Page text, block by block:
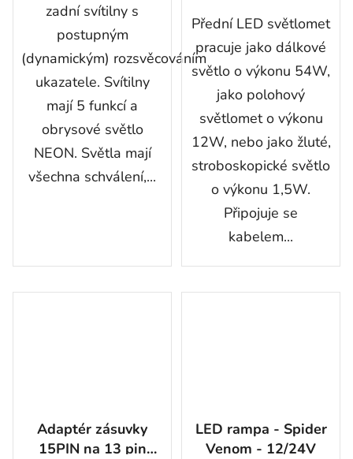
zadní svítilny s
postupným
(dynamickým) rozsvěcováním
ukazatele. Svítilny
mají 5 funkcí a
obrysové světlo
NEON. Světla mají
všechna schválení,...
Přední LED světlomet
pracuje jako dálkové
světlo o výkonu 54W,
jako polohový
světlomet o výkonu
12W, nebo jako žluté,
stroboskopické světlo
o výkonu 1,5W.
Připojuje se
kabelem...
Adaptér zásuvky
15PIN na 13 pin
LED rampa - Spider
Venom - 12/24V